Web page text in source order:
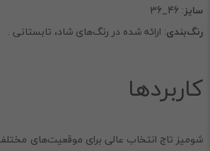
سایز: 46_36
رنگ‌بندی: ارائه شده در رنگ‌های شاد، تابستانی .
کاربردها
شومیز تاج انتخاب عالی برای موقعیت‌های